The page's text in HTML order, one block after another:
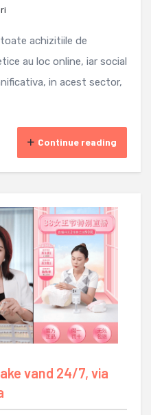
achizitiile de
au loc online, iar social
in acest sector,
Continue reading
vand 24/7, via